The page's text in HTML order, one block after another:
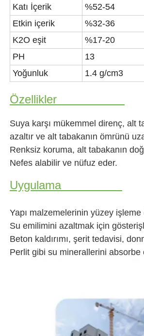
Katı İçerik
%52-54
Etkin içerik
%32-36
K2O eşit
%17-20
PH
13
Yoğunluk
1.4 g/cm3
Özellikler
Suya karşı mükemmel direnç, alt
azaltır ve alt tabakanın ömrünü
Renksiz koruma, alt tabakanın
Nefes alabilir ve nüfuz eder.
Uygulama
Yapı malzemelerinin yüzey
Su emilimini azaltmak için
Beton kaldırımı, şerit tedavisi,
Perlit gibi su minerallerini